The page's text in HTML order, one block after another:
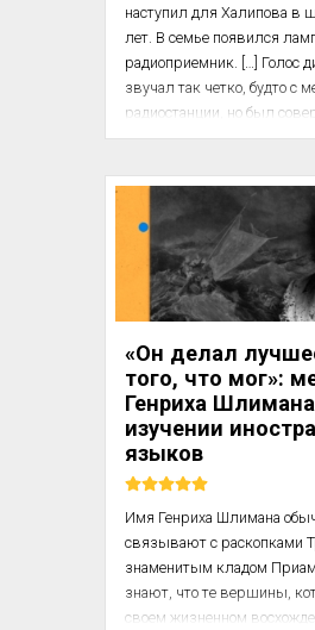
наступил для Халипова в
лет. В семье появился
радиоприемник. […] Голос
звучал так четко, будто с
радиостанции, но был
непонятен. Это был
такая близкая и
недоступная иностранная
тогда в детстве в истории с
марок, ему страстно
то, о чем рассказывалось
языке.
Ни учебников, ни словарей
языка в Ленинграде
«Он делал
того, что мог»:
Генриха
изучении
языков
Имя Генриха Шлимана
связывают с раскопками
знаменитым кладом
знают, что те вершины,
своем жизненном